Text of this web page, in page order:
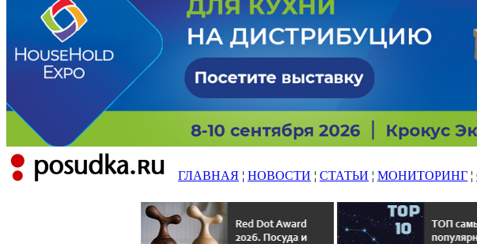
ГЛАВНАЯ ¦ НОВОСТИ ¦ СТАТЬИ ¦ МОНИТОРИНГ ¦